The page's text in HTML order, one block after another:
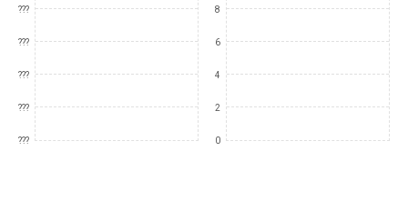
???
???
???
???
???
8
6
4
2
0